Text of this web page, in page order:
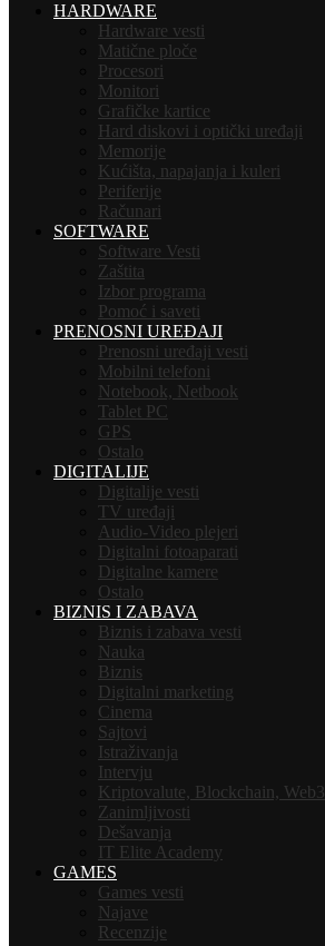
HARDWARE
Hardware vesti
Matične ploče
Procesori
Monitori
Grafičke kartice
Hard diskovi i optički uređaji
Memorije
Kućišta, napajanja i kuleri
Periferije
Računari
SOFTWARE
Software Vesti
Zaštita
Izbor programa
Pomoć i saveti
PRENOSNI UREĐAJI
Prenosni uređaji vesti
Mobilni telefoni
Notebook, Netbook
Tablet PC
GPS
Ostalo
DIGITALIJE
Digitalije vesti
TV uređaji
Audio-Video plejeri
Digitalni fotoaparati
Digitalne kamere
Ostalo
BIZNIS I ZABAVA
Biznis i zabava vesti
Nauka
Biznis
Digitalni marketing
Cinema
Sajtovi
Istraživanja
Intervju
Kriptovalute, Blockchain, Web3
Zanimljivosti
Dešavanja
IT Elite Academy
GAMES
Games vesti
Najave
Recenzije